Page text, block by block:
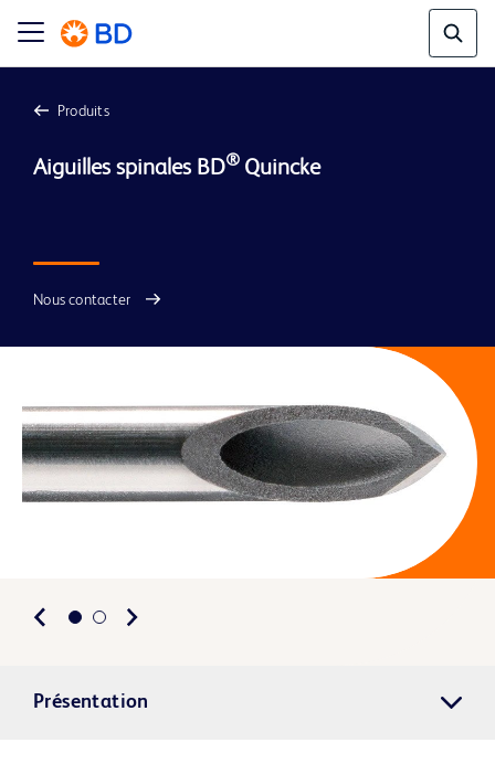
Produits
Aiguilles spinales BD® Quincke
Nous contacter
Présentation